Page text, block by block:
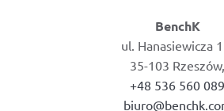
BenchK
ul. Hanasiewicza
35-103 Rzeszów,
+48 536 560 089